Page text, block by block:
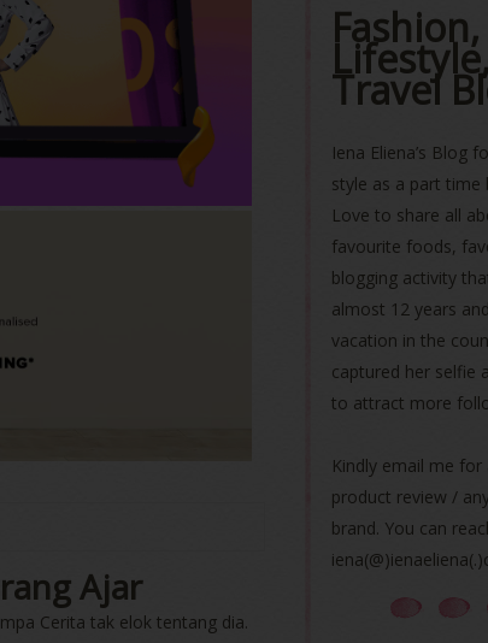
Ajar
Cerita tak elok tentang dia.
Travel
Iena Eliena’s Blog
style as a part time
Love to share all
favourite foods,
blogging activity
almost 12 years
vacation in the
captured her selfie
to attract more
Kindly email me
product review /
brand. You can